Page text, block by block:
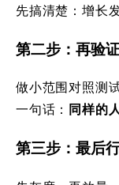
先搞清楚：增长
第二步：再验
做小范围对照测
一句话： 同样的
第三步：最后